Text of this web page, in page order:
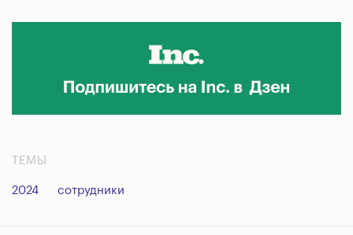
ТЕМЫ
2024 сотрудники